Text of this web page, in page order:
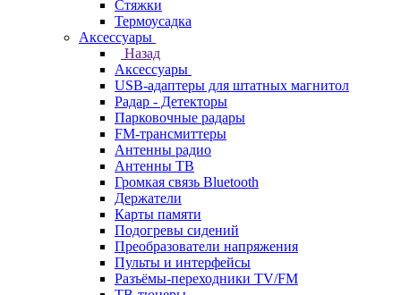
Стяжки
Термоусадка
Аксессуары
Назад
Аксессуары
USB-адаптеры для штатных магнитол
Радар - Детекторы
Парковочные радары
FM-трансмиттеры
Антенны радио
Антенны ТВ
Громкая связь Bluetooth
Держатели
Карты памяти
Подогревы сидений
Преобразователи напряжения
Пульты и интерфейсы
Разъёмы-переходники TV/FM